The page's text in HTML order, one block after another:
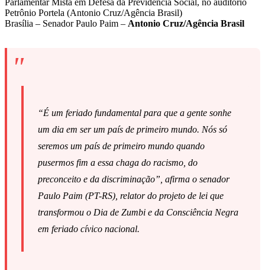
Brasília – Senador Paulo Paim – Antonio Cruz/Agência Brasil
“É um feriado fundamental para que a gente sonhe
um dia em ser um país de primeiro mundo. Nós só
seremos um país de primeiro mundo quando
pusermos fim a essa chaga do racismo, do
preconceito e da discriminação”, afirma o senador
Paulo Paim (PT-RS), relator do projeto de lei que
transformou o Dia de Zumbi e da Consciência Negra
em feriado cívico nacional.